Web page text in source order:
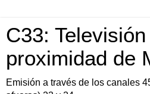
C33:
proximidad de
Emisión a través de los canales